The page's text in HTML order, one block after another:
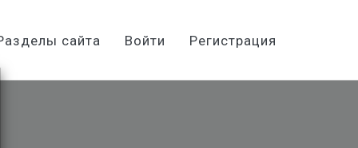
сайта Войти Регистрация